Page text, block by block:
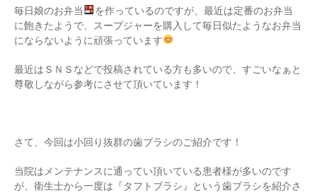
毎日娘のお弁当
を作っているのですが、最近は定番のお弁当
に飽きたようで、スープジャーを購入して毎日似たようなお弁当
にならないように頑張っています
最近はＳＮＳなどで投稿されている方も多いので、すごいなぁと
尊敬しながら参考にさせて頂いています！
さて、今回は小回り抜群の歯ブラシのご紹介です！
当院はメンテナンスに通ってい頂いている患者様が多いのです
が、衛生士から一度は『タフトブラシ』という歯ブラシを紹介さ